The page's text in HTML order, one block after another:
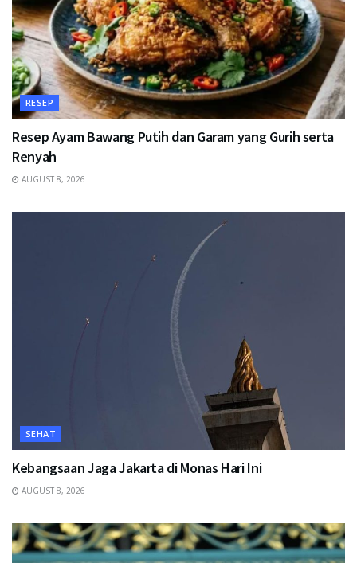
RESEP
Resep Ayam Bawang Putih dan Garam yang Gurih serta
Renyah
AUGUST 8, 2026
SEHAT
Kebangsaan Jaga Jakarta di Monas Hari Ini
AUGUST 8, 2026